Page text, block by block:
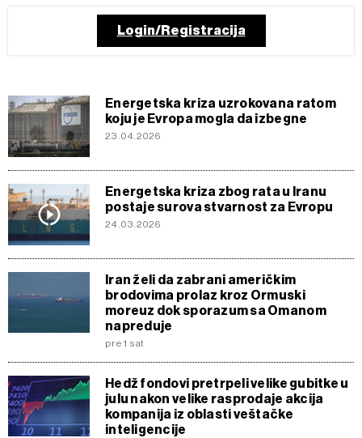
Login/Registracija
Energetska kriza uzrokovana ratom
koju je Evropa mogla da izbegne
23.04.2026
Energetska kriza zbog rata u Iranu
postaje surova stvarnost za Evropu
24.03.2026
Iran želi da zabrani američkim
brodovima prolaz kroz Ormuski
moreuz dok sporazum sa Omanom
napreduje
pre 1 sat
Hedž fondovi pretrpeli velike gubitke u
julu nakon velike rasprodaje akcija
kompanija iz oblasti veštačke
inteligencije